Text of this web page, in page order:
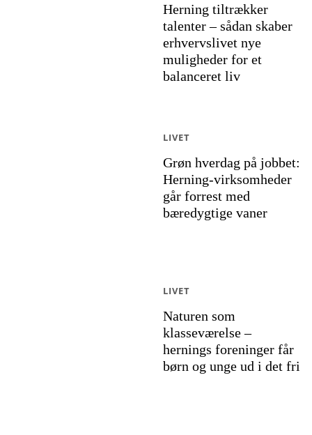
Herning tiltrækker
talenter – sådan skaber
erhvervslivet nye
muligheder for et
balanceret liv
Grøn hverdag på jobbet:
Herning-virksomheder
går forrest med
bæredygtige vaner
LIVET
Naturen som
klasseværelse –
hernings foreninger får
børn og unge ud i det fri
LIVET